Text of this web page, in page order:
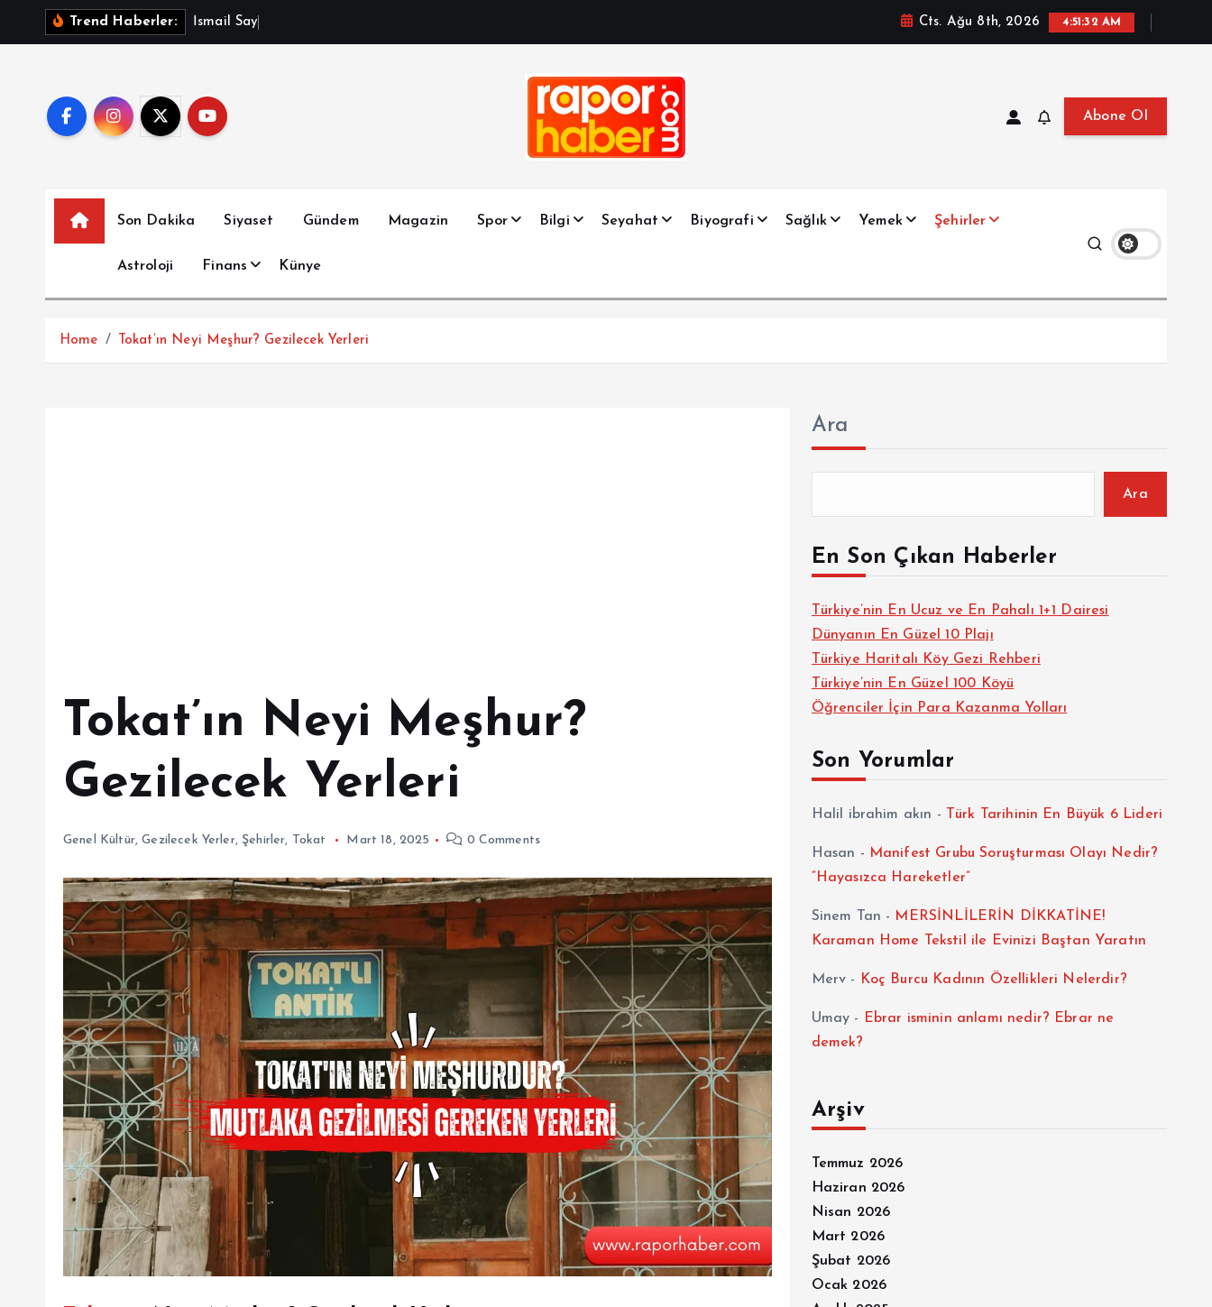
Trend Haberler: sma i Say Cts. Ağu 8th, 2026 4:51:33 AM
Abone Ol
Son Dakika Siyaset Gündem Magazin Spor Bilgi Seyahat Biyografi Sağlık Yemek Şehirler
Astroloji Finans Künye
Home Tokat’ın Neyi Meşhur? Gezilecek Yerleri
Tokat’ın Neyi Meşhur?
Gezilecek Yerleri
Genel Kültür,Gezilecek Yerler, Şehirler, Tokat Mart 18, 2025 0 Comments
Ara
Ara
En Son Çıkan Haberler
Türkiye’nin En Ucuz ve En Pahalı 1+1 Dairesi
Dünyanın En Güzel 10 Plajı
Türkiye Haritalı Köy Gezi Rehberi
Türkiye’nin En Güzel 100 Köyü
Öğrenciler İçin Para Kazanma Yolları
Son Yorumlar
Halil ibrahim akın - Türk Tarihinin En Büyük 6 Lideri
Hasan - Manifest Grubu Soruşturması Olayı Nedir?
“Hayasızca Hareketler”
Sinem Tan - MERSİNLİLERİN DİKKATİNE!
Karaman Home Tekstil ile Evinizi Baştan Yaratın
Merv - Koç Burcu Kadının Özellikleri Nelerdir?
Umay -
Ebrar isminin anlamı nedir? Ebrar ne
demek?
Arşiv
Temmuz 2026
Haziran 2026
Nisan 2026
Mart 2026
Şubat 2026
Ocak 2026